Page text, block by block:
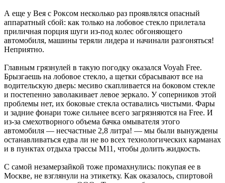
А еще у Вея с Роксом несколько раз проявлялся опасный
аппаратный сбой: как только на лобовое стекло прилетала
приличная порция шуги из-под колес обгоняющего
автомобиля, машины теряли лидера и начинали разгоняться!
Неприятно.
Главным грязнулей в такую погодку оказался Voyah Free.
Брызгаешь на лобовое стекло, а щетки сбрасывают все на
водительскую дверь: месиво скапливается на боковом стекле
и постепенно заволакивает левое зеркало. У соперников этой
проблемы нет, их боковые ­стекла оставались чистыми. Фары
и зад­ние фонари тоже сильнее всего загрязняются на Free. И
из-за смехотворного объема бачка омывателя этого
автомобиля — несчастные 2,8 литра! — мы были вынуждены
останавливаться едва ли не во всех технологических карманах
и в пунктах отдыха трассы М11, чтобы долить жидкость.
С самой незамерзайкой тоже промахнулись: покупая ее в
Москве, не взглянули на этикетку. Как оказалось, спиртовой